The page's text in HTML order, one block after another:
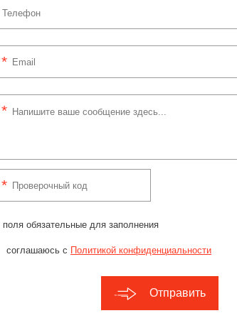
обязательные для заполнения
соглашаюсь с Политикой конфиденциальности
Отправить